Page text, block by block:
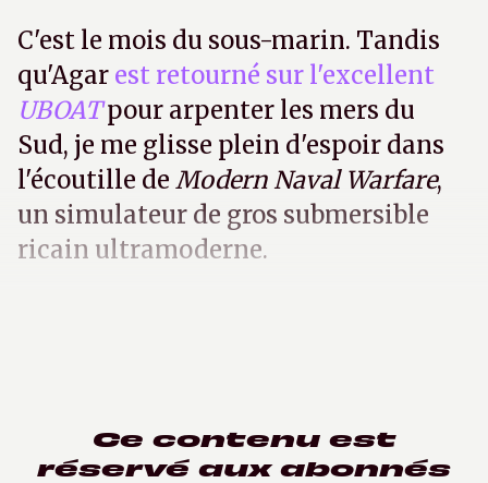
C'est le mois du sous-marin. Tandis
qu'Agar est retourné sur l'excellent
UBOATpour arpenter les mers du
Sud, je me glisse plein d'espoir dans
l'écoutille de Modern Naval Warfare,
un simulateur de gros submersible
ricain ultramoderne.
Ce contenu est
réservé aux abonnés